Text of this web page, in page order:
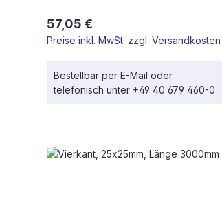
Regulärer Preis:
57,05 €
Preise inkl. MwSt. zzgl. Versandkosten
Bestellbar per E-Mail oder
telefonisch unter +49 40 679 460-0